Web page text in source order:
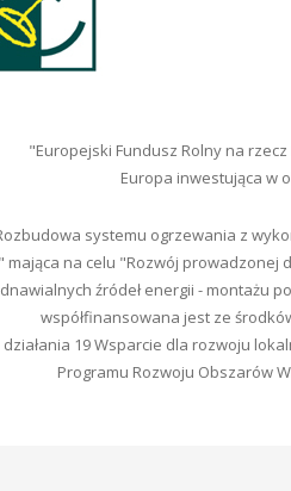
"Europejski Fundusz Rolny na
Europa inwestująca w
systemu ogrzewania z
mająca na celu "Rozwój
źródeł energii - montażu
współfinansowana jest ze
działania 19 Wsparcie dla rozwoju
Programu Rozwoju Obszarów